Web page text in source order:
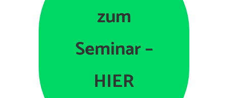
zum
Seminar –
HIER